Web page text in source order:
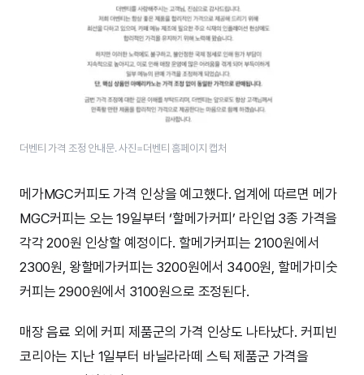
더벤티 가격 조정 안내문. 사진=더벤티 홈페이지 캡처
메가MGC커피도 가격 인상을 예고했다. 업계에 따르면 메가
MGC커피는 오는 19일부터 ‘할메가커피’ 라인업 3종 가격을
각각 200원 인상할 예정이다. 할메가커피는 2100원에서
2300원, 왕할메가커피는 3200원에서 3400원, 할메가미숫
커피는 2900원에서 3100원으로 조정된다.
매장 음료 외에 커피 제품군의 가격 인상도 나타났다. 커피빈
코리아는 지난 1일부터 바닐라라떼 스틱 제품군 가격을